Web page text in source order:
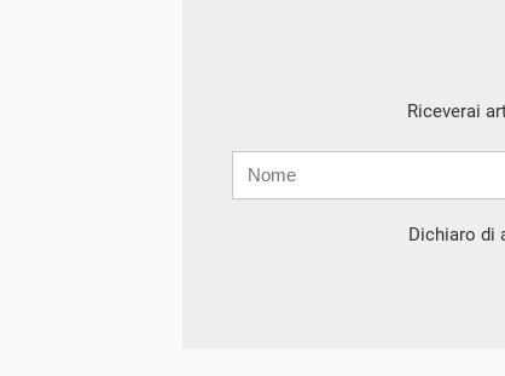
Riceverai
mail
Dichiaro di